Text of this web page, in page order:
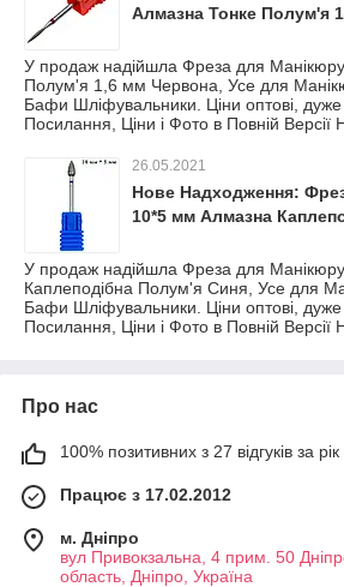
Алмазна Тонке Полум'я
У продаж надійшла Фреза для
Полум'я 1,6 мм Червона, Усе для
Бафи Шліфувальники. Ціни оптові, дуже
Посилання, Ціни і Фото в Повній Версії
26.05.2021
Нове Надходження:
10*5 мм Алмазна
У продаж надійшла Фреза для
Каплеподібна Полум'я Синя, Усе для
Бафи Шліфувальники. Ціни оптові, дуже
Посилання, Ціни і Фото в Повній Версії
Про нас
100% позитивних з 27 відгуків за рік
Працює з 17.02.2012
м. Дніпро
вул Привокзальна, 4 прим. 50
область, Дніпро, Україна